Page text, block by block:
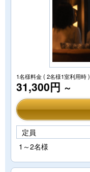
1名様料金( 2名様1室利用時 )
31,300円 ～
定員
1～2名様